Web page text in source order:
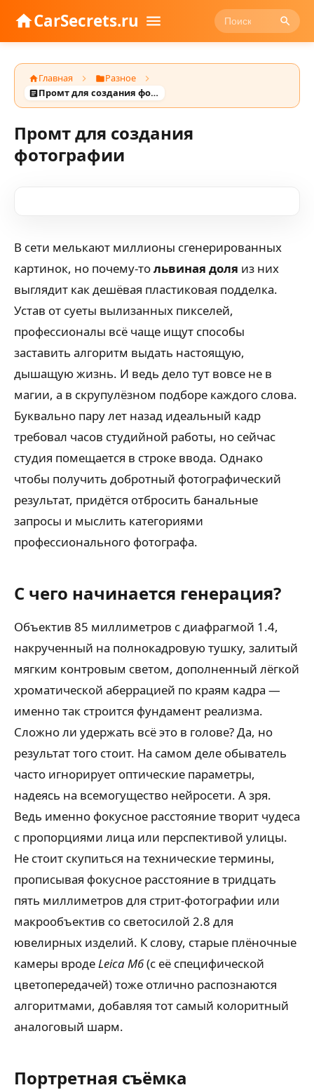
CarSecrets.ru
Главная
Разное
Промт для создания фотографии
Промт для создания
фотографии
В сети мелькают миллионы сгенерированных
картинок, но почему-тольвиная доля из них
выглядит как дешёвая пластиковая подделка.
Устав от суеты вылизанных пикселей,
профессионалы всё чаще ищут способы
заставить алгоритм выдать настоящую,
дышащую жизнь. И ведь дело тут вовсе не в
магии, а в скрупулёзном подборе каждого слова.
Буквально пару лет назад идеальный кадр
требовал часов студийной работы, но сейчас
студия помещается в строке ввода. Однако
чтобы получить добротный фотографический
результат, придётся отбросить банальные
запросы и мыслить категориями
профессионального фотографа.
С чего начинается генерация?
Объектив 85 миллиметров с диафрагмой 1.4,
накрученный на полнокадровую тушку, залитый
мягким контровым светом, дополненный лёгкой
хроматической аберрацией по краям кадра —
именно так строится фундамент реализма.
Сложно ли удержать всё это в голове? Да, но
результат того стоит. На самом деле обыватель
часто игнорирует оптические параметры,
надеясь на всемогущество нейросети. А зря.
Ведь именно фокусное расстояние творит чудеса
с пропорциями лица или перспективой улицы.
Не стоит скупиться на технические термины,
прописывая фокусное расстояние в тридцать
пять миллиметров для стрит-фотографии или
макрообъектив со светосилой 2.8 для
ювелирных изделий. К слову, старые плёночные
камеры вродеLeica M6(с её специфической
цветопередачей) тоже отлично распознаются
алгоритмами, добавляя тот самый колоритный
аналоговый шарм.
Портретная съёмка